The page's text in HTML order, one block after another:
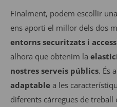
Finalment, podem escollir
ens aporti el millor dels dos
entorns securitzats i
alhora que obtenim la
nostres serveis públics. És
adaptable a les
diferents càrregues de